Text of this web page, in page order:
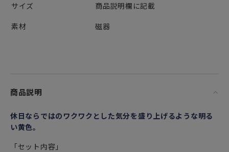
サイズ
商品説明欄に記載
素材
磁器
商品説明
休日ならではのワクワクとした気分を盛り上げるような明る
い黄色。
「セット内容」